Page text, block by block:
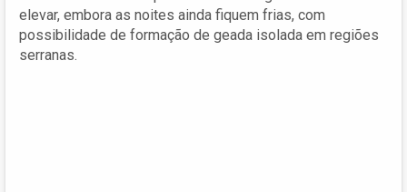
elevar, embora as noites ainda fiquem frias, com
possibilidade de formação de geada isolada em regiões
serranas.